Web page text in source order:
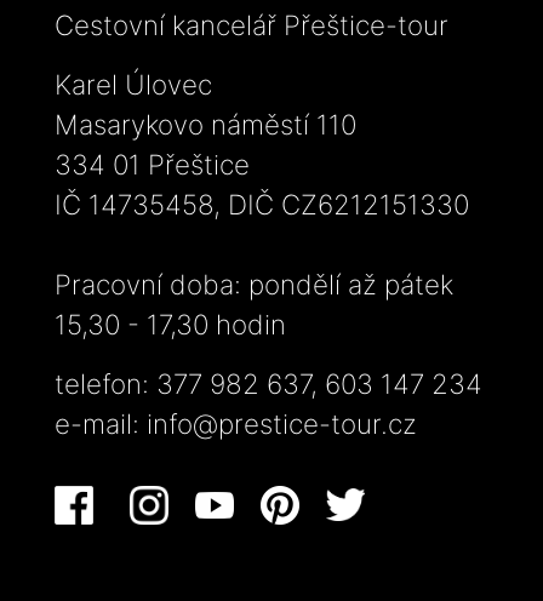
Cestovní kancelář Přeštice-tour
Karel Úlovec
Masarykovo náměstí 110
334 01 Přeštice
IČ 14735458, DIČ CZ6212151330
Pracovní doba: pondělí až pátek
15,30 - 17,30 hodin
telefon: 377 982 637, 603 147 234
e-mail: info@prestice-tour.cz